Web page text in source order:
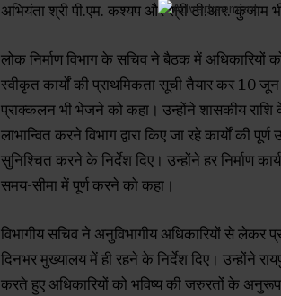
अभियंता श्री पी.एम. कश्यप और श्री टी.आर. कुंजाम
लोक निर्माण विभाग के सचिव ने बैठक में अधिकारियों
स्वीकृत कार्यों की प्राथमिकता सूची तैयार कर 10
प्राक्कलन भी भेजने को कहा। उन्होंने शासकीय राशि के
लाभान्वित करने विभाग द्वारा किए जा रहे कार्यों
सुनिश्चित करने के निर्देश दिए। उन्होंने हर निर्माण
समय-सीमा में पूर्ण करने को कहा।
विभागीय सचिव ने अनुविभागीय अधिकारियों से
दिनभर मुख्यालय में ही रहने के निर्देश दिए। उन्होंने
करते हुए अधिकारियों को भविष्य की जरुरतों के